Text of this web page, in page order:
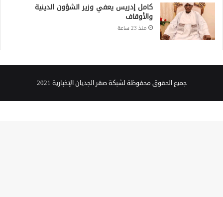
كامل إدريس يعفي وزير الشؤون الدينية
والأوقاف
منذ 23 ساعة
جميع الحقوق محفوظة لشبكة صقر الجديان الإخبارية 2021